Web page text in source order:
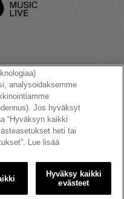
Evästeet Evästeasetukset
analysoidaksemme
Jos hyväksyt
“Hyväksyn kaikki
heti tai
Lue lisää
Hyväksy kaikki
evästeet